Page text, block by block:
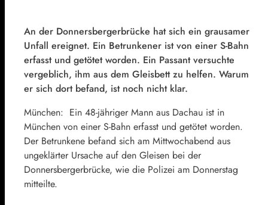
An der Donnersbergerbrücke hat sich ein grausamer
Unfall ereignet. Ein Betrunkener ist von einer S-Bahn
erfasst und getötet worden. Ein Passant versuchte
vergeblich, ihm aus dem Gleisbett zu helfen. Warum
er sich dort befand, ist noch nicht klar.
München: Ein 48-jähriger Mann aus Dachau ist in
München von einer S-Bahn erfasst und getötet worden.
Der Betrunkene befand sich am Mittwochabend aus
ungeklärter Ursache auf den Gleisen bei der
Donnersbergerbrücke, wie die Polizei am Donnerstag
mitteilte.